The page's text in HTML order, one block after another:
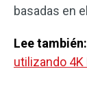
basadas en
Lee también:
utilizando